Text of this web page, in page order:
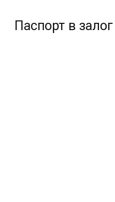
Паспорт в залог